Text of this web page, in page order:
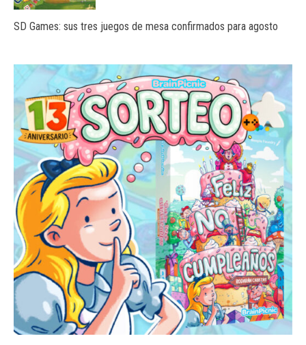
SD Games: sus tres juegos de mesa confirmados para agosto